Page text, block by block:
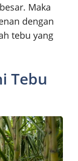
Maka
dengan
tebu yang
Tebu